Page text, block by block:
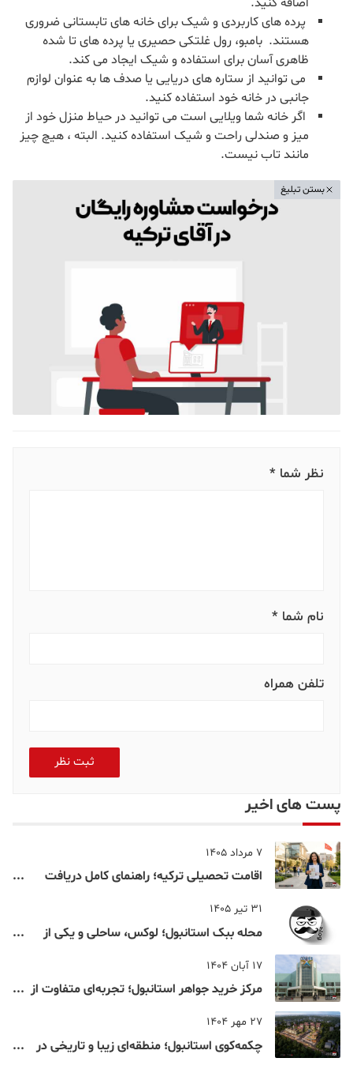
پرده های کاربردی و شیک برای خانه های تابستانی ضروری
هستند. بامبو، رول غلتکی حصیری یا پرده های تا شده
ظاهری آسان برای استفاده و شیک ایجاد می کند.
می توانید از ستاره های دریایی یا صدف ها به عنوان لوازم
جانبی در خانه خود استفاده کنید.
اگر خانه شما ویلایی است می توانید در حیاط منزل خود از
میز و صندلی راحت و شیک استفاده کنید. البته ، هیچ چیز
مانند تاب نیست.
بستن تبلیغ
نظر شما *
نام شما *
تلفن همراه
ثبت نظر
پست های اخیر
7 مرداد 1405
اقامت تحصیلی ترکیه؛ راهنمای کامل دریافت
31 تیر 1405
محله ببک استانبول؛ لوکس، ساحلی و یکی از
17 آبان 1404
مرکز خرید جواهر استانبول؛ تجربه‌ای متفاوت از
27 مهر 1404
چکمه‌کوی استانبول؛ منطقه‌ای زیبا و تاریخی در